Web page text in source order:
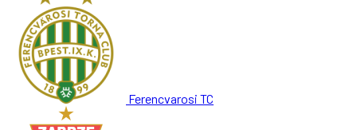
Ferencvarosi TC